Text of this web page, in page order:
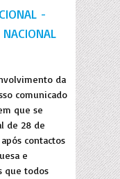
-
da
comunicado
que se
de 28 de
contactos
e
que todos